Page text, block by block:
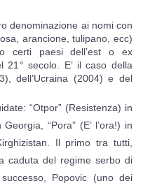
denominazione ai nomi con
arancione, tulipano, ecc)
certi paesi dell’est o ex
21° secolo. E’ il caso della
dell’Ucraina (2004) e del
“Otpor” (Resistenza) in
“Pora” (E’ l’ora!) in
Il primo tra tutti,
caduta del regime serbo di
Popovic (uno dei